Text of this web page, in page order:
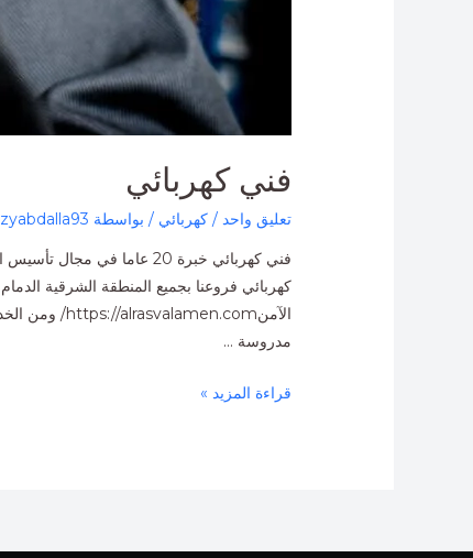
فني كهربائي
تعليق واحد /كهربائي / بواسطة
كهربائي فروعنا بجميع المنطقة الشرقية
مدروسة …
قراءة المزيد »